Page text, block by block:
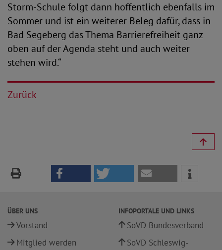
Storm-Schule folgt dann hoffentlich ebenfalls im
Sommer und ist ein weiterer Beleg dafür, dass in
Bad Segeberg das Thema Barrierefreiheit ganz
oben auf der Agenda steht und auch weiter
stehen wird.“
Zurück
ÜBER UNS
Vorstand
Mitglied werden
INFOPORTALE UND LINKS
SoVD Bundesverband
SoVD Schleswig-